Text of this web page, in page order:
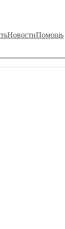
НовостиПомощь